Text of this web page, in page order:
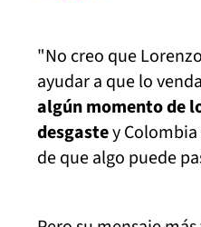
"No creo que
ayudar a que lo
algún momento de
desgastey
de que algo puede